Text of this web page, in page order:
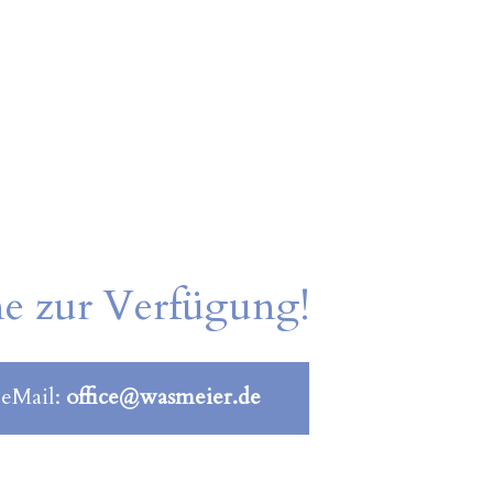
zur Verfügung!
office@wasmeier.de